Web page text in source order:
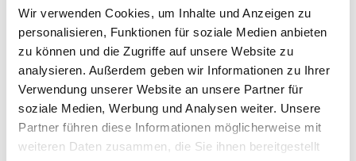
Wir verwenden Cookies, um Inhalte und Anzeigen zu
personalisieren, Funktionen für soziale Medien anbieten
zu können und die Zugriffe auf unsere Website zu
analysieren. Außerdem geben wir Informationen zu Ihrer
Verwendung unserer Website an unsere Partner für
soziale Medien, Werbung und Analysen weiter. Unsere
Partner führen diese Informationen möglicherweise mit
weiteren Daten zusammen, die Sie ihnen bereitgestellt
fahren auf dem kombinierten Rad- und Fußweg parallel dazu
stadtauswärts. Ab hier können Sie auch der neuen Ausschilderung des
Harzer Klosterwanderweges folgen (rotes Kreuz). Ein historischer
Wegweiser aus Stein sowie Wanderschilder zeigen am Orts- und
Waldrand den Weg in Richtung Steinholztriftweg.
Von diesem Moment an führt die Radtour wieder durch die Natur,
insbesondere, nachdem Sie die A 36 überquert haben. Das ist auch dem
Untergrund anzumerken. Sandige Abschnitte wechseln sich mit groben,